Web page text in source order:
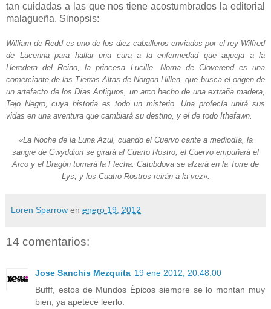
tan cuidadas a las que nos tiene acostumbrados la editorial
malagueña. Sinopsis:
William de Redd es uno de los diez caballeros enviados por el rey Wilfred
de Lucenna para hallar una cura a la enfermedad que aqueja a la
Heredera del Reino, la princesa Lucille. Norna de Cloverend es una
comerciante de las Tierras Altas de Norgon Hillen, que busca el origen de
un artefacto de los Días Antiguos, un arco hecho de una extraña madera,
Tejo Negro, cuya historia es todo un misterio. Una profecía unirá sus
vidas en una aventura que cambiará su destino, y el de todo Ithefawn.
«La Noche de la Luna Azul, cuando el Cuervo cante a mediodía, la
sangre de Gwyddion se girará al Cuarto Rostro, el Cuervo empuñará el
Arco y el Dragón tomará la Flecha. Catubdova se alzará en la Torre de
Lys, y los Cuatro Rostros reirán a la vez».
Loren Sparrow en enero 19, 2012
14 comentarios:
Jose Sanchis Mezquita 19 ene 2012, 20:48:00
Bufff, estos de Mundos Épicos siempre se lo montan muy
bien, ya apetece leerlo.